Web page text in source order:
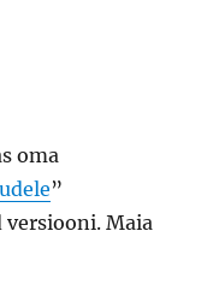
oma
”
Maia